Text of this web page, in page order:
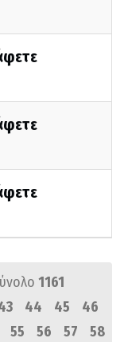
1161
44 45
46
55 56 57
58